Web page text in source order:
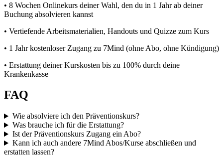
• 8 Wochen Onlinekurs deiner Wahl, den du in 1 Jahr ab deiner
Buchung absolvieren kannst
• Vertiefende Arbeitsmaterialien, Handouts und Quizze zum Kurs
• 1 Jahr kostenloser Zugang zu 7Mind (ohne Abo, ohne Kündigung)
• Erstattung deiner Kurskosten bis zu 100% durch deine
Krankenkasse
FAQ
Wie absolviere ich den Präventionskurs?
Was brauche ich für die Erstattung?
Ist der Präventionskurs Zugang ein Abo?
Kann ich auch andere 7Mind Abos/Kurse abschließen und
erstatten lassen?